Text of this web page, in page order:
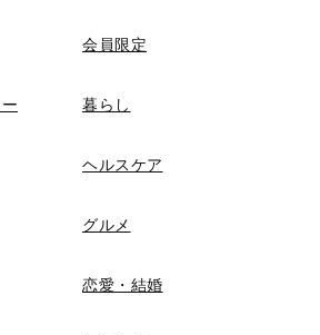
会員限定
暮らし
ヘルスケア
グルメ
恋愛・結婚